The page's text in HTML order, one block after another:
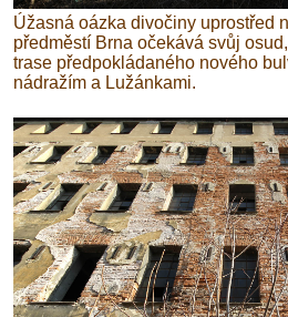
Úžasná oázka divočiny uprostřed
předměstí Brna očekává svůj
trase předpokládaného nového
nádražím a Lužánkami.